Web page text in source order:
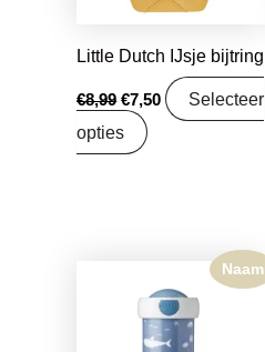
Little Dutch IJsje bijtring
€8,99 €7,50
Selecteer
opties
Naam